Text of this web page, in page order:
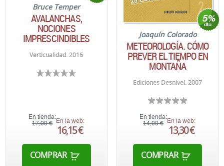
Bruce Temper
AVALANCHAS,
NOCIONES
IMPRESCINDIBLES
Verticualidad. 2016
En tienda:
17,00 € En la web:
16,15 €
COMPRAR
Joaquín Colorado
METEOROLOGÍA. CÓMO
PREVER EL TIEMPO EN
MONTAÑA
Ediciones Desnivel. 2007
En tienda:
14,00 € En la web:
13,30 €
COMPRAR